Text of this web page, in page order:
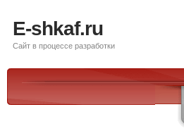
E-shkaf.ru
Сайт в процессе разработки